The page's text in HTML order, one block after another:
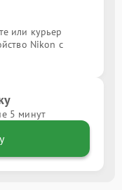
или курьер
Nikon с
5 минут